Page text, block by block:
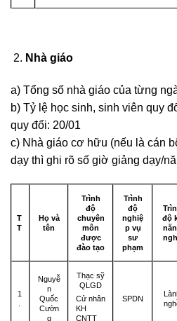
Nhà giáo
a) Tổng số nhà giáo của từng
b) Tỷ lệ học sinh, sinh viên quy
quy đổi: 20/01
c) Nhà giáo cơ hữu (nếu là cán
dạy thì ghi rõ số giờ giảng dạy/
T
T
Họ và
tên
Trình
độ
chuyên
môn
được
đào tạo
Trình
độ
nghiệ
p vụ
sư
phạm
độ
1
Nguyễ
n
Quốc
Cườn
g
Thạc sỹ
QLGD
Cử nhân
KH
CNTT
SPDN